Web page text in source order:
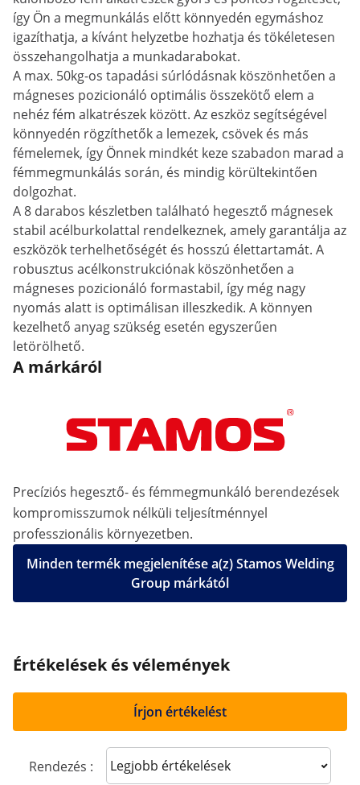
így Ön a megmunkálás előtt könnyedén egymáshoz
igazíthatja, a kívánt helyzetbe hozhatja és tökéletesen
összehangolhatja a munkadarabokat.
A max. 50kg-os tapadási súrlódásnak köszönhetően a
mágneses pozicionáló optimális összekötő elem a
nehéz fém alkatrészek között. Az eszköz segítségével
könnyedén rögzíthetők a lemezek, csövek és más
fémelemek, így Önnek mindkét keze szabadon marad a
fémmegmunkálás során, és mindig körültekintően
dolgozhat.
A 8 darabos készletben található hegesztő mágnesek
stabil acélburkolattal rendelkeznek, amely garantálja az
eszközök terhelhetőségét és hosszú élettartamát. A
robusztus acélkonstrukciónak köszönhetően a
mágneses pozicionáló formastabil, így még nagy
nyomás alatt is optimálisan illeszkedik. A könnyen
kezelhető anyag szükség esetén egyszerűen
letörölhető.
A márkáról
Precíziós hegesztő- és fémmegmunkáló berendezések
kompromisszumok nélküli teljesítménnyel
professzionális környezetben.
Minden termék megjelenítése a(z) Stamos Welding
Group márkától
Értékelések és vélemények
Írjon értékelést
Rendezés : Sort reviews